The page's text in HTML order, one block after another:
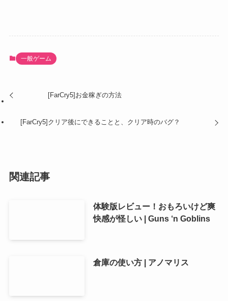
一般ゲーム
[FarCry5]お金稼ぎの方法
[FarCry5]クリア後にできることと、クリア時のバグ？
関連記事
体験版レビュー！おもろいけど爽
快感が怪しい | Guns ‘n Goblins
倉庫の使い方 | アノマリス